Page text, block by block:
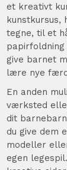
et kreativt
tegne, til et
give barnet
lære nye
En anden
værksted
dit
du give dem
modeller
egen